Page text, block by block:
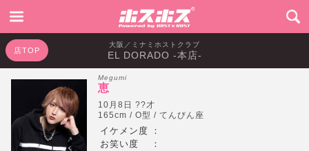
大阪／ミナミホストクラブ
EL DORADO -本店-
店TOP
Megumi
恵
10月8日 ??才
165cm / O型 / てんびん座
イケメン度
：
お笑い度
：